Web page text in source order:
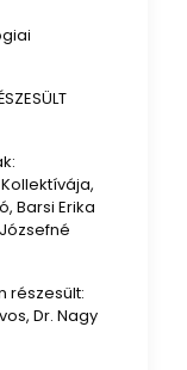
Barsi Erika
részesült:
Dr. Nagy